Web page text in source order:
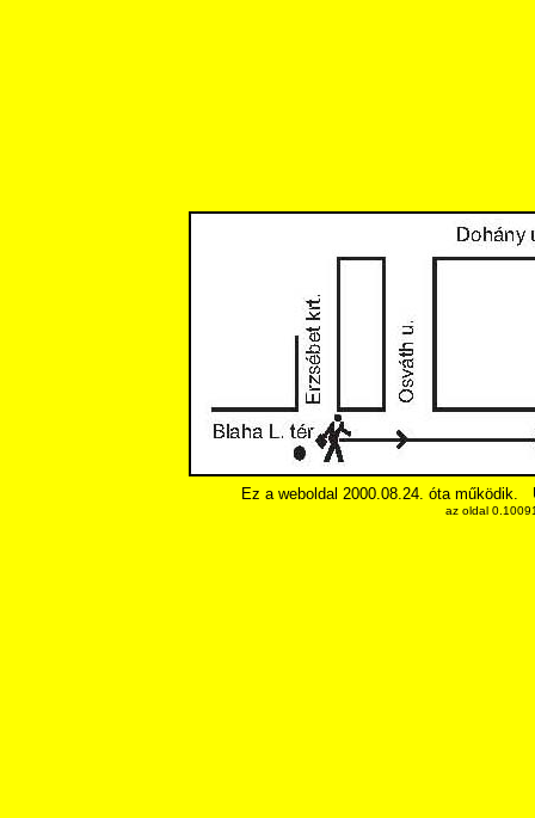
Ez a weboldal 2000.08.24. óta működik.
az oldal